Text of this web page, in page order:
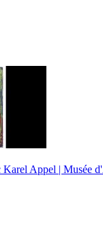
Karel Appel | Musée